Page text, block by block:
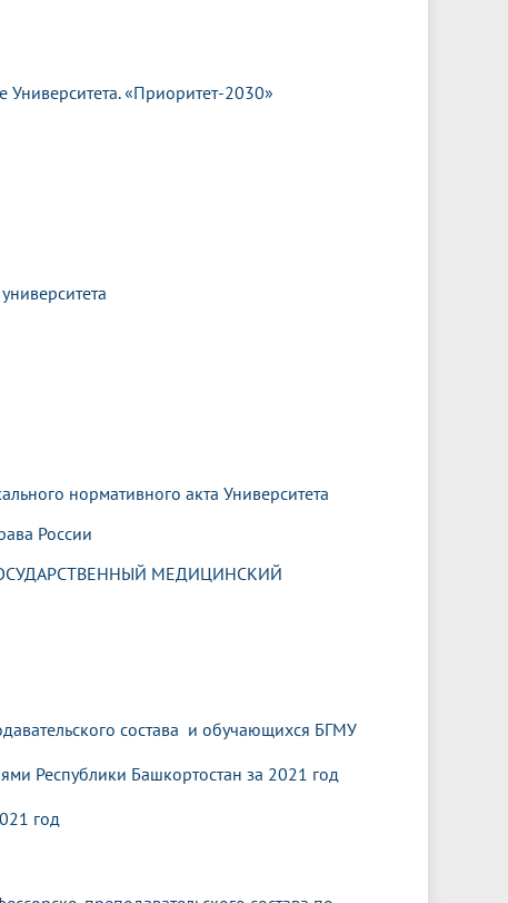
«Приоритет-2030»
нормативного акта Университета
России
МЕДИЦИНСКИЙ
состава и обучающихся БГМУ
Республики Башкортостан за 2021 год
год